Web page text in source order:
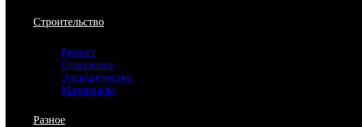
Строительство
Ремонт
Отопление
Электричество
Материалы
Разное